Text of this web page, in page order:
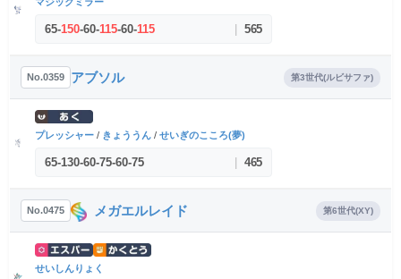
マジックミラー
65-150-60-115-60-115 565
No.0359 アブソル 第3世代(ルビサファ)
プレッシャー / きょううん / せいぎのこころ(夢)
65-130-60-75-60-75 465
No.0475 メガエルレイド 第6世代(XY)
せいしんりょく